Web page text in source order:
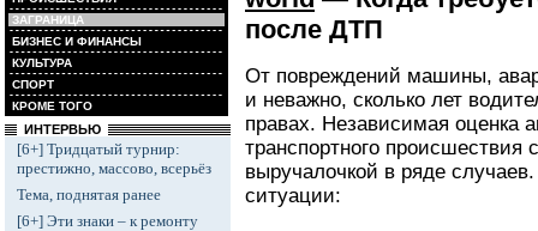
ЗАГРАНИЦА
БИЗНЕС И ФИНАНСЫ
КУЛЬТУРА
СПОРТ
КРОМЕ ТОГО
ИНТЕРВЬЮ
[6+] Тридцатый турнир:
престижно, массово, всерьёз
Тема, поднятая ранее
[6+] Эти знаки – к ремонту
после ДТП
От повреждений машины,
и неважно, сколько лет
правах. Независимая оценка
транспортного происшествия
выручалочкой в ряде
ситуации: